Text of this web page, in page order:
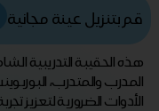
قم بتنزيل عينة مجانية
هذه الحقيبة التدريبية
المدرب والمتدرب،
الأدوات الضرورية لتعزيز